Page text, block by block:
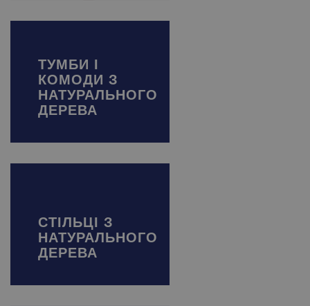
ТУМБИ І
КОМОДИ З
НАТУРАЛЬНОГО
ДЕРЕВА
СТІЛЬЦІ З
НАТУРАЛЬНОГО
ДЕРЕВА